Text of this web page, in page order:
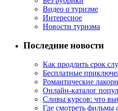
Видео о туризме
Интересное
Новости туризма
Последние новости
Как продлить срок
Бесплатные
Романтические
Онлайн-каталог
Сливы курсов: что
Где смотреть